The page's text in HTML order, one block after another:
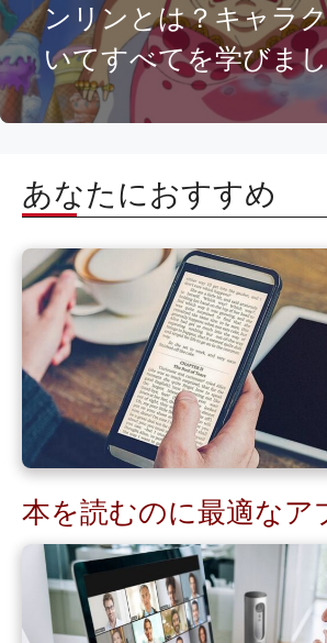
ンリンとは？キャラ
いてすべてを学びま
あなたにおすすめ
本を読むのに最適なア